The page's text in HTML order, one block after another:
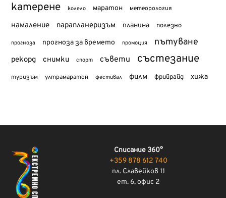
катерене колело маратон метеорология
намаление парапланеризъм планина полезно
прогноза прогноза за времето промоция пътуване
рекорд снимки спорт съвети състезание
туризъм ултрамаратон фестивал филм фрийрайд хижа
Списание 360°
+359 878 612 740
пл. Славейков 11
ет. 6, офис 2